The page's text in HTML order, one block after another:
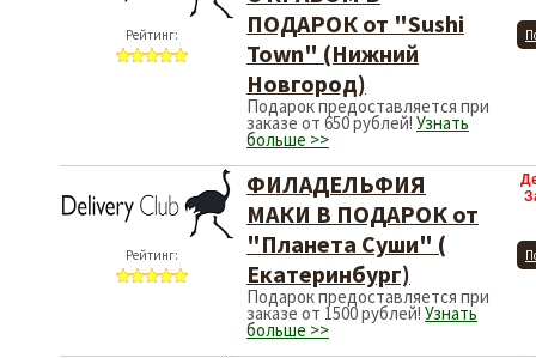
Рейтинг:
ПОДАРОК от "Sushi
Town" (Нижний
Новгород)
Подарок предоставляется при
заказе от 650 рублей! Узнать
больше >>
Рейтинг:
ФИЛАДЕЛЬФИЯ
МАКИ В ПОДАРОК от
"Планета Суши" (
Екатеринбург)
Подарок предоставляется при
заказе от 1500 рублей! Узнать
больше >>